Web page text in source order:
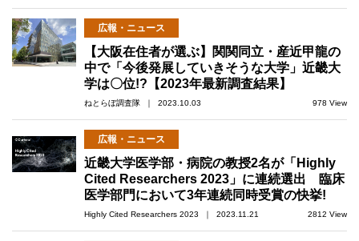
広報・ニュース
【大阪在住者が選ぶ】関関同立・産近甲龍の
中で「今後発展していきそうな大学」近畿大
学は〇位!?【2023年最新調査結果】
ねとらぼ調査隊 ｜ 2023.10.03 978 View
広報・ニュース
近畿大学医学部・病院の教授2名が「Highly
Cited Researchers 2023」に連続選出 臨床
医学部門において3年連続同時受賞の快挙!
Highly Cited Researchers 2023 ｜ 2023.11.21 2812 View